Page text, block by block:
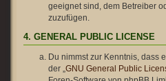
geeignet sind, dem Betreiber
zuzufügen.
4. GENERAL PUBLIC LICENSE
Du nimmst zur Kenntnis, dass
der „GNU General Public